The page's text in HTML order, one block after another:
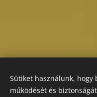
Sütiket használunk,
működését és